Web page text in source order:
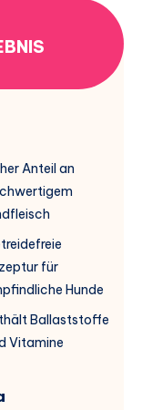
Anteil an
für
Hunde
Ballaststoffe
Vitamine